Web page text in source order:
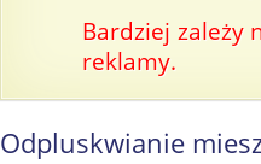
Bardziej zależy
reklamy.
Odpluskwianie